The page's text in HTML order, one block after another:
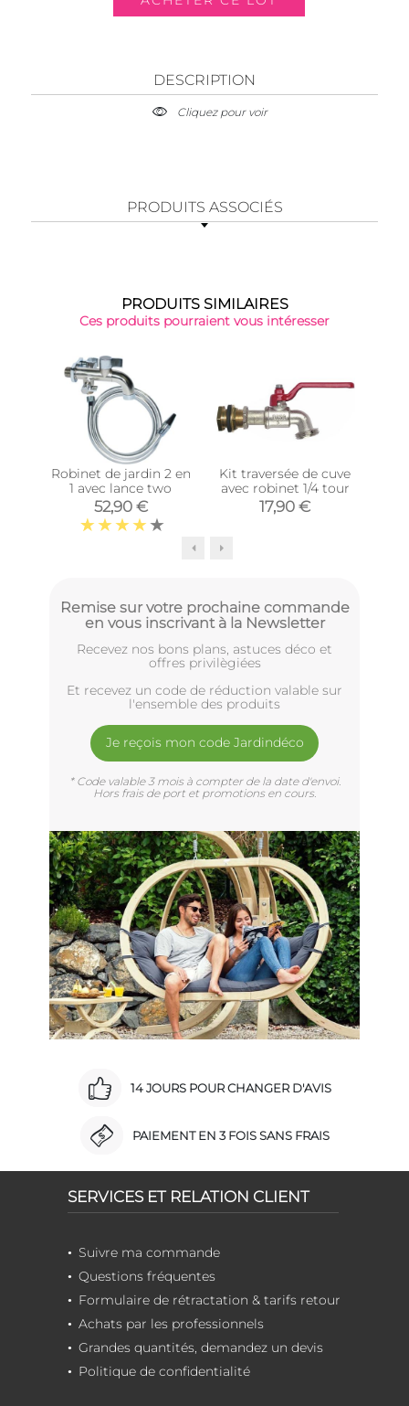
DESCRIPTION
Cliquez pour voir
PRODUITS ASSOCIÉS
PRODUITS SIMILAIRES
Ces produits pourraient vous intéresser
Robinet de jardin 2 en
1 avec lance two
52,90 €
Kit traversée de cuve
avec robinet 1/4 tour
17,90 €
Remise sur votre prochaine commande
en vous inscrivant à la Newsletter
Recevez nos bons plans, astuces déco et
offres privilègiées
Et recevez un code de réduction valable sur
l'ensemble des produits
Je reçois mon code Jardindéco
* Code valable 3 mois à compter de la date d'envoi.
Hors frais de port et promotions en cours.
14 JOURS POUR CHANGER D'AVIS
PAIEMENT EN 3 FOIS SANS FRAIS
SERVICES ET RELATION CLIENT
Suivre ma commande
Questions fréquentes
Formulaire de rétractation & tarifs retour
Achats par les professionnels
Grandes quantités, demandez un devis
Politique de confidentialité